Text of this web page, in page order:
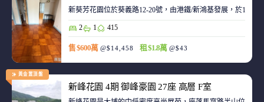
新葵芳花園位於葵義路12-20號，由港鐵/新鴻基發展，於
2 1 415
售 $600萬 @$14,458 租 $1.8萬 @$43
黃金置頂盤
新峰花園 4期 御峰豪園 27座 高層 F室